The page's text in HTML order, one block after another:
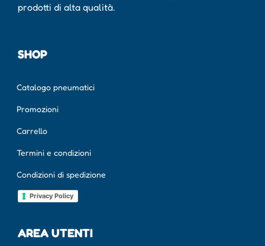
prodotti di alta qualità.
SHOP
Catalogo pneumatici
Promozioni
Carrello
Termini e condizioni
Condizioni di spedizione
Privacy Policy
AREA UTENTI